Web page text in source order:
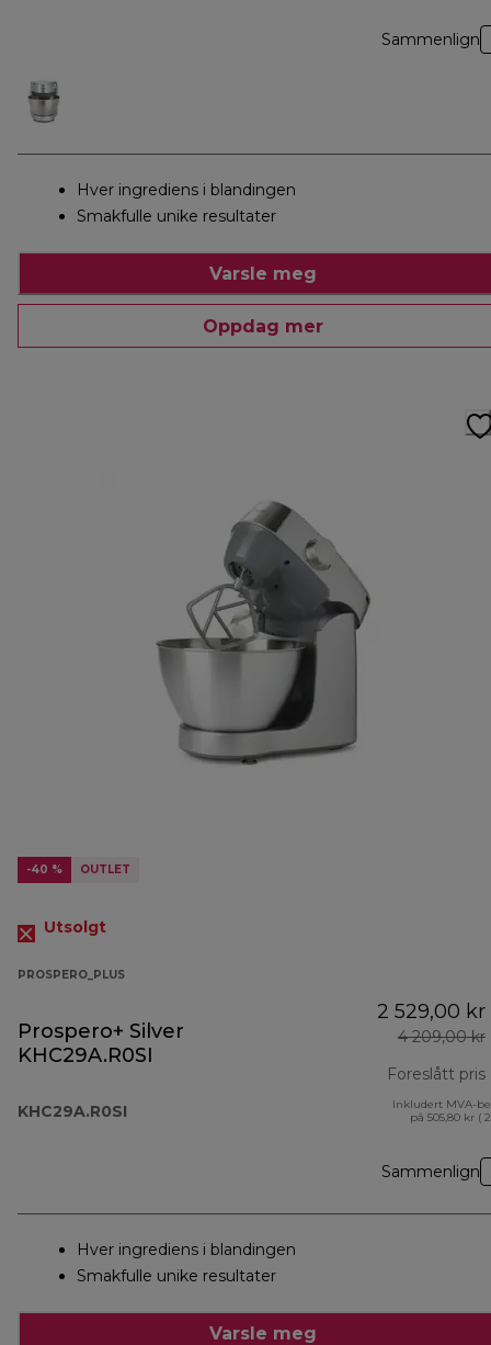
Sammenlign
Hver ingrediens i blandingen
Smakfulle unike resultater
Varsle meg
Oppdag mer
-40 % OUTLET
Utsolgt
PROSPERO_PLUS
Prospero+ Silver
KHC29A.R0SI
KHC29A.R0SI
2 529,00 kr
4 209,00 kr
Foreslått pris
Inkludert MVA-
på 505,80 kr (
Sammenlign
Hver ingrediens i blandingen
Smakfulle unike resultater
Varsle meg